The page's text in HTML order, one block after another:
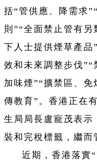
括“管供應、降需求
則”“全面禁止管有
下人士提供煙草產品
效和未來調整步伐
加味煙”“擴禁區、
傳教育”。香港正在
生局局長盧寵茂表示
裝和完稅標籤，繼而
近期，香港落實